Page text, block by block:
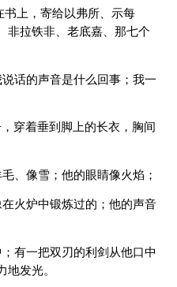
书上，寄给以弗所、示每
非拉铁非、老底嘉、那七个
话的声音是什么回事；我一
穿着垂到脚上的长衣，胸间
、像雪；他的眼睛像火焰；
火炉中锻炼过的；他的声音
有一把双刃的利剑从他口中
发光。